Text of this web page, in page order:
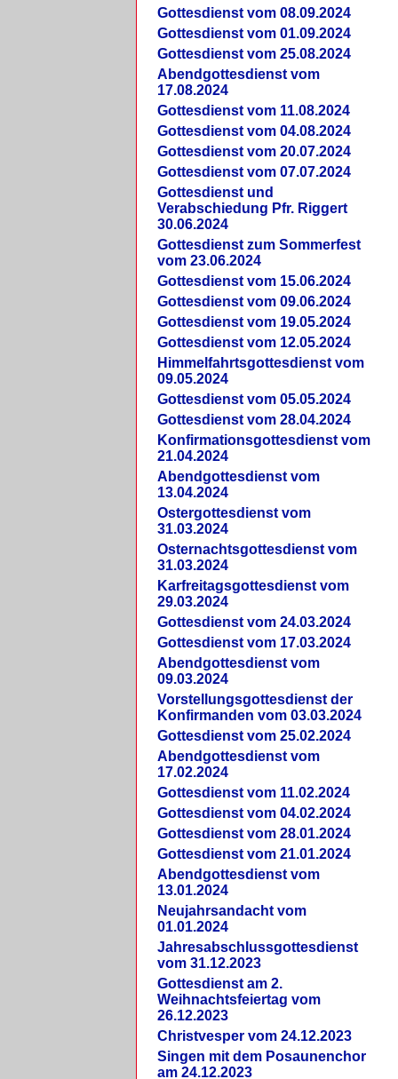
Gottesdienst vom 08.09.2024
Gottesdienst vom 01.09.2024
Gottesdienst vom 25.08.2024
Abendgottesdienst vom
17.08.2024
Gottesdienst vom 11.08.2024
Gottesdienst vom 04.08.2024
Gottesdienst vom 20.07.2024
Gottesdienst vom 07.07.2024
Gottesdienst und
Verabschiedung Pfr. Riggert
30.06.2024
Gottesdienst zum Sommerfest
vom 23.06.2024
Gottesdienst vom 15.06.2024
Gottesdienst vom 09.06.2024
Gottesdienst vom 19.05.2024
Gottesdienst vom 12.05.2024
Himmelfahrtsgottesdienst vom
09.05.2024
Gottesdienst vom 05.05.2024
Gottesdienst vom 28.04.2024
Konfirmationsgottesdienst vom
21.04.2024
Abendgottesdienst vom
13.04.2024
Ostergottesdienst vom
31.03.2024
Osternachtsgottesdienst vom
31.03.2024
Karfreitagsgottesdienst vom
29.03.2024
Gottesdienst vom 24.03.2024
Gottesdienst vom 17.03.2024
Abendgottesdienst vom
09.03.2024
Vorstellungsgottesdienst der
Konfirmanden vom 03.03.2024
Gottesdienst vom 25.02.2024
Abendgottesdienst vom
17.02.2024
Gottesdienst vom 11.02.2024
Gottesdienst vom 04.02.2024
Gottesdienst vom 28.01.2024
Gottesdienst vom 21.01.2024
Abendgottesdienst vom
13.01.2024
Neujahrsandacht vom
01.01.2024
Jahresabschlussgottesdienst
vom 31.12.2023
Gottesdienst am 2.
Weihnachtsfeiertag vom
26.12.2023
Christvesper vom 24.12.2023
Singen mit dem Posaunenchor
am 24.12.2023